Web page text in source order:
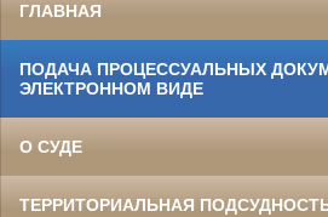
ГЛАВНАЯ
ПОДАЧА ПРОЦЕССУАЛЬНЫХ
ЭЛЕКТРОННОМ ВИДЕ
О СУДЕ
ТЕРРИТОРИАЛЬНАЯ